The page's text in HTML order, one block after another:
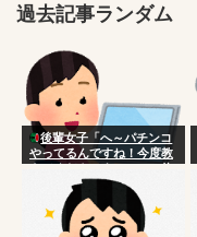
過去記事ランダム
後輩女子「へ～パチンコ
やってるんですね！今度教
えてくださいよ～ｗ」 俺
「あははｗまぁコツとかな
いけど台選びかなやっぱ
ｗ」